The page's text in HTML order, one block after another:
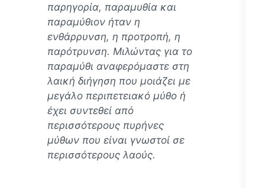
παρηγορία, παραμυθία και
παραμύθιον ήταν η
ενθάρρυνση, η προτροπή, η
παρότρυνση. Mιλώντας για το
παραμύθι αναφερόμαστε στη
λαική διήγηση που μοιάζει με
μεγάλο περιπετειακό μύθο ή
έχει συντεθεί από
περισσότερους πυρήνες
μύθων που είναι γνωστοί σε
περισσότερους λαούς.